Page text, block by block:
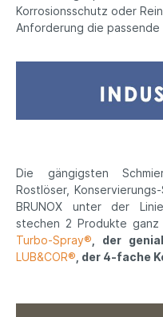
Korrosionsschutz oder
Anforderung die passende
Die gängigsten
Rostlöser,
BRUNOX unter der
stechen 2 Produkte
Turbo-Spray® , der
LUB&COR® , der 4-fache